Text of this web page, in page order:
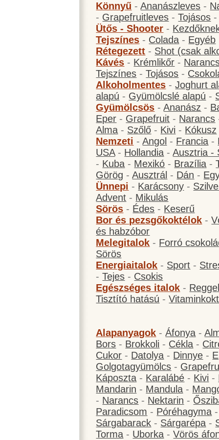
Könnyű -Ananászleves -
- Grapefruitleves -Tojásos
Ütős - Shooter -
Tejszínes - Colada - Egyéb
Rétegezett - Shot (csak
Kávés - Krémlikőr -
Tejszínes -Tojásos -
Alkoholmentes -Joghurt
alapú - Gyümölcslé alapú -
Gyümölcsös -Ananász -
Eper - Grapefruit - Narancs
Alma - Szőlő - Kivi - Kókusz
Nemzeti -Angol - Francia -
USA- Hollandia -Ausztria -
- Kuba - Mexikó - Brazília -
Görög -Ausztrál - Dán -
Ünnepi - Karácsony -
Advent - Mikulás
Sörös - Édes - Keserű
Bor és pezsgőkoktélok -
és habzóbor
Melegitalok - Forró
Sörös
Energiaitalok - Sport -
-Tejes - Csokis
Egészséges italok -
Tisztító hatású -
Alapanyagok -Áfonya -
Bors - Brokkoli - Cékla -
Cukor - Datolya - Dinnye -
Golgotagyümölcs -
Káposzta - Karalábé - Kivi -
Mandarin - Mandula -
- Narancs - Nektarin -
Paradicsom - Póréhagyma
Sárgabarack - Sárgarépa -
Torma - Uborka -Vörös